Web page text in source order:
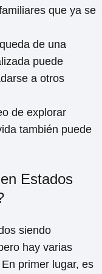
que ya se
de una
puede
a otros
de explorar
también puede
Estados
siendo
hay varias
primer lugar, es